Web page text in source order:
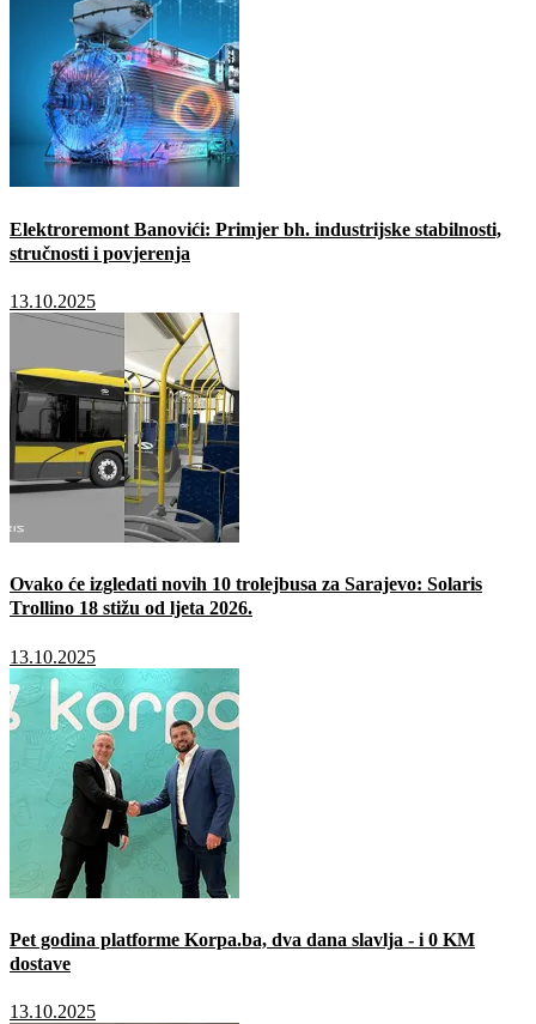
Elektroremont Banovići: Primjer bh. industrijske stabilnosti,
stručnosti i povjerenja
13.10.2025
Ovako će izgledati novih 10 trolejbusa za Sarajevo: Solaris
Trollino 18 stižu od ljeta 2026.
13.10.2025
Pet godina platforme Korpa.ba, dva dana slavlja - i 0 KM
dostave
13.10.2025